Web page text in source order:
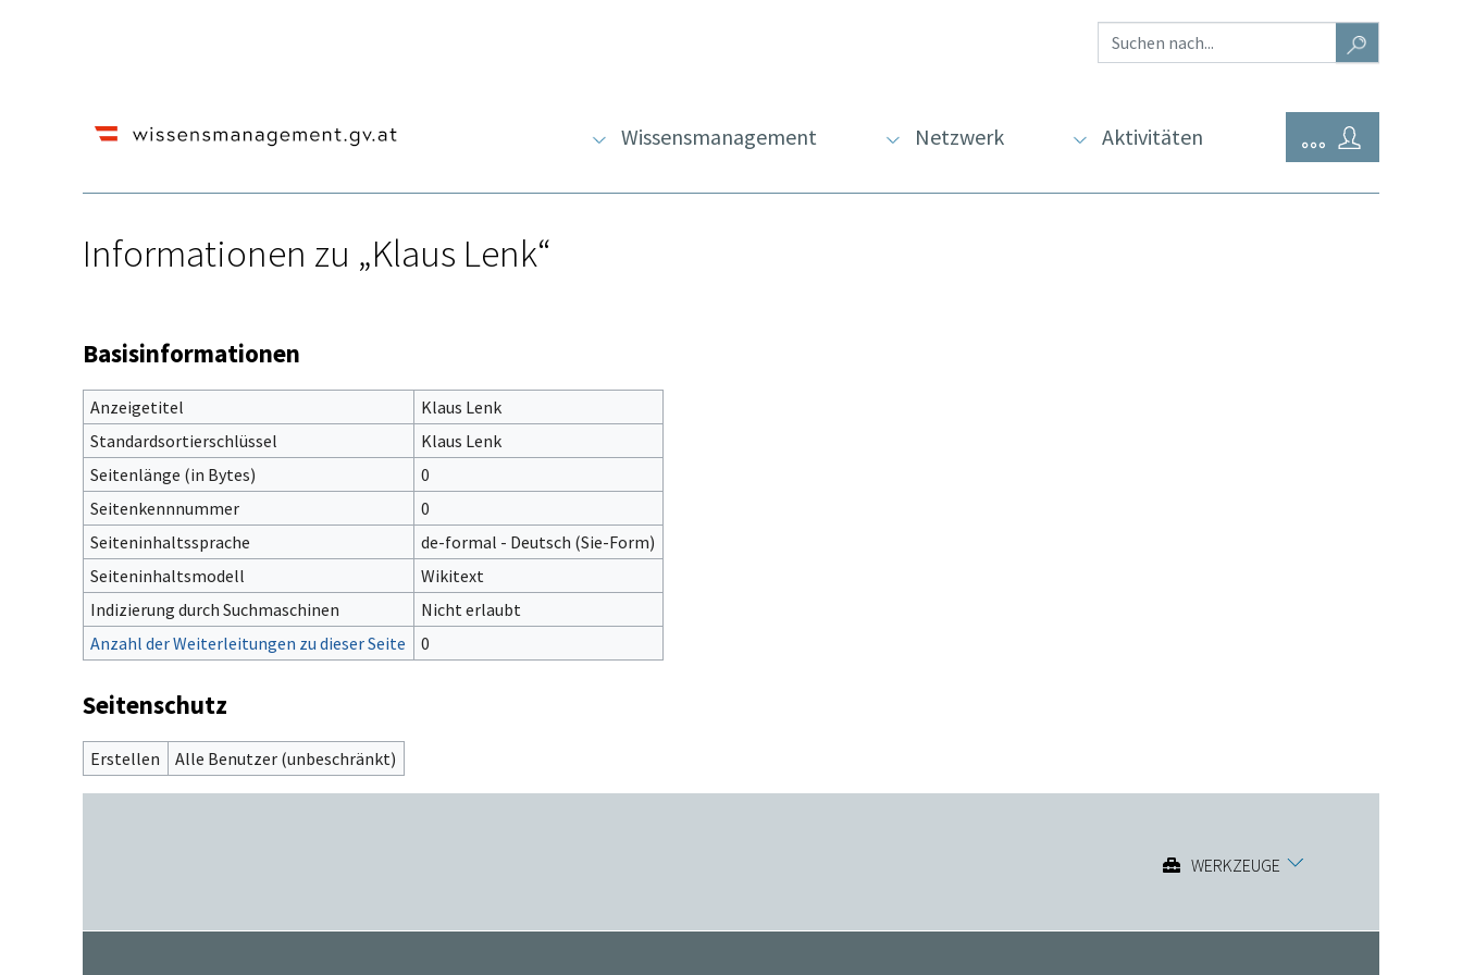
Wissensmanagement Netzwerk Aktivitäten
Informationen zu „Klaus Lenk“
Wechseln zu: Navigation
Basisinformationen
Anzeigetitel
Klaus Lenk
Standardsortierschlüssel
Klaus Lenk
Seitenlänge (in Bytes)
0
Seitenkennnummer
0
Seiteninhaltssprache
de-formal - Deutsch (Sie-Form)‎
Seiteninhaltsmodell
Wikitext
Indizierung durch Suchmaschinen
Nicht erlaubt
Anzahl der Weiterleitungen zu dieser Seite
0
Seitenschutz
Erstellen Alle Benutzer (unbeschränkt)
WERKZEUGE